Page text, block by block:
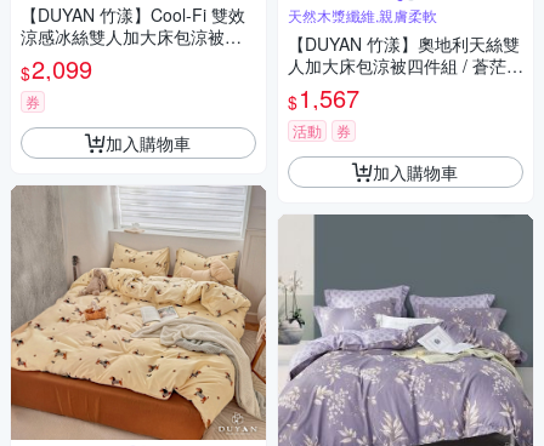
【DUYAN 竹漾】Cool-Fi 雙效
涼感冰絲雙人加大床包涼被四
件組 / 多款任選(夜)
$2,099
券
加入購物車
天然木漿纖維,親膚柔軟
【DUYAN 竹漾】奧地利天絲雙
人加大床包涼被四件組 / 蒼茫絮
語 台灣製
$1,567
活動 券
加入購物車